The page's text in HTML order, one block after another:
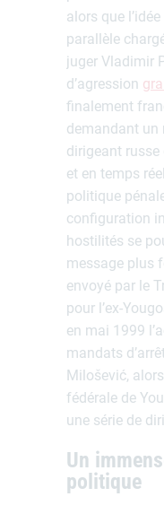
alors que l’idée
parallèle
juger Vladimir
d’agression
finalement
demandant un
dirigeant russe
et en temps
politique
configuration
hostilités se
message plus
envoyé par le
pour l’ex-
en mai 1999
mandats
Milošević,
fédérale de
une série de
Un
politique